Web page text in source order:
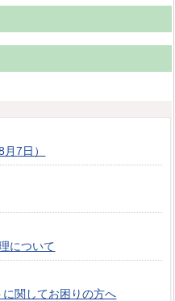
7日）
について
に関してお困りの方へ